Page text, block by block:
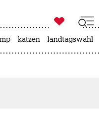

taz zahl ich
katzen landtagswahl